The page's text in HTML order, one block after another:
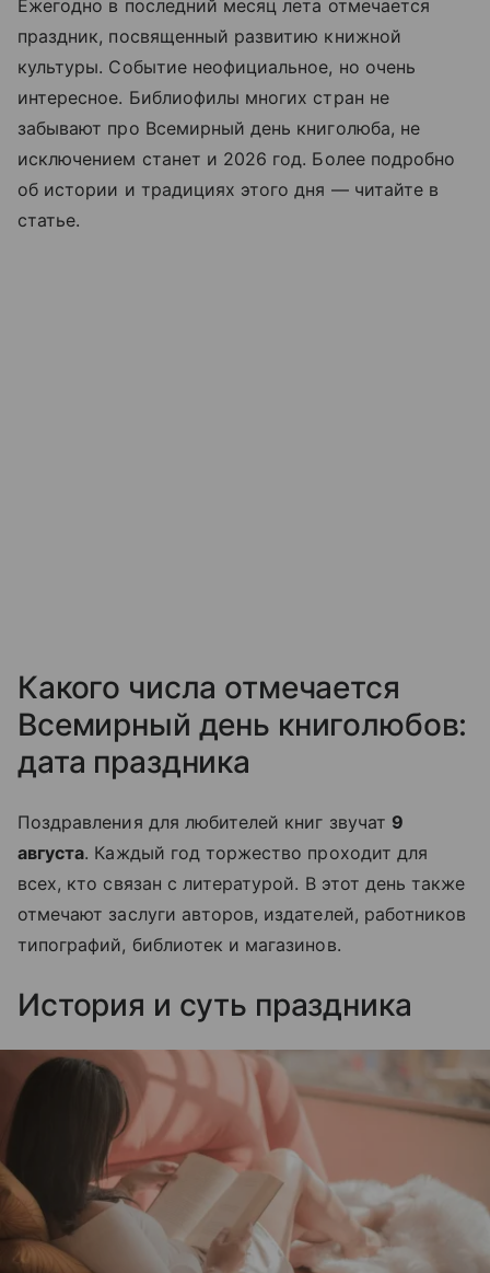
Ежегодно в последний месяц лета отмечается
праздник, посвященный развитию книжной
культуры. Событие неофициальное, но очень
интересное. Библиофилы многих стран не
забывают про Всемирный день книголюба, не
исключением станет и 2026 год. Более подробно
об истории и традициях этого дня — читайте в
статье.
Какого числа отмечается
Всемирный день книголюбов:
дата праздника
Поздравления для любителей книг звучат 9
августа. Каждый год торжество проходит для
всех, кто связан с литературой. В этот день также
отмечают заслуги авторов, издателей, работников
типографий, библиотек и магазинов.
История и суть праздника